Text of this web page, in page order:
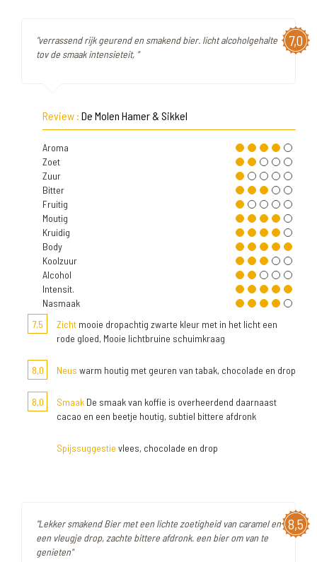
7,0
"verrassend rijk geurend en smakend bier. licht alcoholgehalte
tov de smaak intensieteit, "
Review : De Molen Hamer & Sikkel
Aroma
Zoet
Zuur
Bitter
Fruitig
Moutig
Kruidig
Body
Koolzuur
Alcohol
Intensit.
Nasmaak
7,5
Zicht mooie dropachtig zwarte kleur met in het licht een
rode gloed, Mooie lichtbruine schuimkraag
8,0 Neus warm houtig met geuren van tabak, chocolade en drop
8,0 Smaak De smaak van koffie is overheerdend daarnaast
cacao en een beetje houtig, subtiel bittere afdronk
Spijssuggestie vlees, chocolade en drop
8,5
"Lekker smakend Bier met een lichte zoetigheid van caramel en
een vleugje drop, zachte bittere afdronk. een bier om van te
genieten"